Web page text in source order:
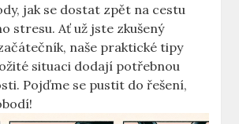
jak se dostat zpět na ⁢cestu
‍stresu. Ať už jste⁤ zkušený
naše praktické tipy
situaci ‍dodají potřebnou
Pojďme se pustit do řešení,